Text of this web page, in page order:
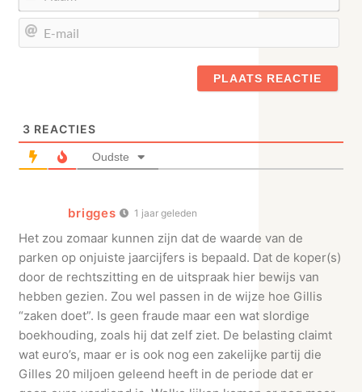
3 REACTIES
Oudste
brigges 1 jaar geleden
Het zou zomaar kunnen zijn dat de waarde van de
parken op onjuiste jaarcijfers is bepaald. Dat de koper(s)
door de rechtszitting en de uitspraak hier bewijs van
hebben gezien. Zou wel passen in de wijze hoe Gillis
“zaken doet”. Is geen fraude maar een wat slordige
boekhouding, zoals hij dat zelf ziet. De belasting claimt
wat euro’s, maar er is ook nog een zakelijke partij die
Gilles 20 miljoen geleend heeft in de periode dat er